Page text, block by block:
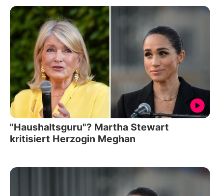
"Haushaltsguru"? Martha Stewart
kritisiert Herzogin Meghan